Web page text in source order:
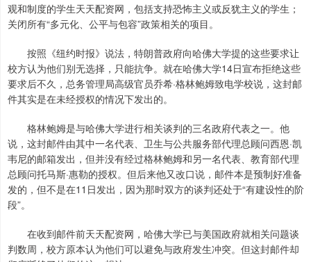
观和制度的学生天天配资网，包括支持恐怖主义或反犹主义的学生；
关闭所有“多元化、公平与包容”政策相关的项目。
按照《纽约时报》说法，特朗普政府向哈佛大学提的这些要求让
校方认为他们别无选择，只能抗争。就在哈佛大学14日宣布拒绝这些
要求后不久，总务管理局高级官员乔希·格林鲍姆致电学校说，这封邮
件其实是在未经授权的情况下发出的。
格林鲍姆是与哈佛大学进行相关谈判的三名政府代表之一。他
说，这封邮件由其中一名代表、卫生与公共服务部代理总顾问西恩·凯
韦尼的邮箱发出，但并没有经过格林鲍姆和另一名代表、教育部代理
总顾问托马斯·惠勒的授权。但后来他又改口说，邮件本是预制好准备
发的，但不是在11日发出，因为那时双方的谈判还处于“有建设性的阶
段”。
在收到邮件前天天配资网，哈佛大学已与美国政府就相关问题谈
判数周，校方原本认为他们可以避免与政府发生冲突。但这封邮件却